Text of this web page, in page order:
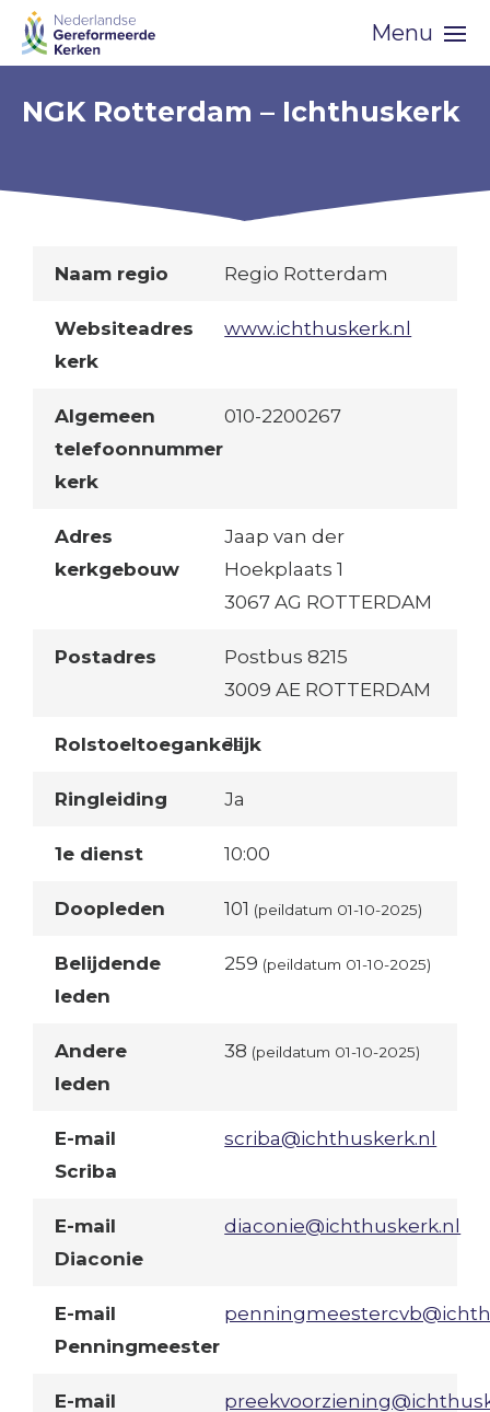
Skip
navigation
Menu
NGK Rotterdam – Ichthuskerk
Naam regio Regio Rotterdam
Websiteadres
kerk
www.ichthuskerk.nl
Algemeen
telefoonnummer
kerk
010-2200267
Adres
kerkgebouw
Jaap van der
Hoekplaats 1
3067 AG ROTTERDAM
Postadres
Postbus 8215
3009 AE ROTTERDAM
Rolstoeltoegankelijk
Ja
Ringleiding Ja
1e dienst 10:00
Doopleden 101 (peildatum 01-10-2025)
Belijdende
leden
259 (peildatum 01-10-2025)
Andere
leden
38 (peildatum 01-10-2025)
E-mail
Scriba
scriba@ichthuskerk.nl
E-mail
Diaconie
diaconie@ichthuskerk.nl
E-mail
Penningmeester
E-mail